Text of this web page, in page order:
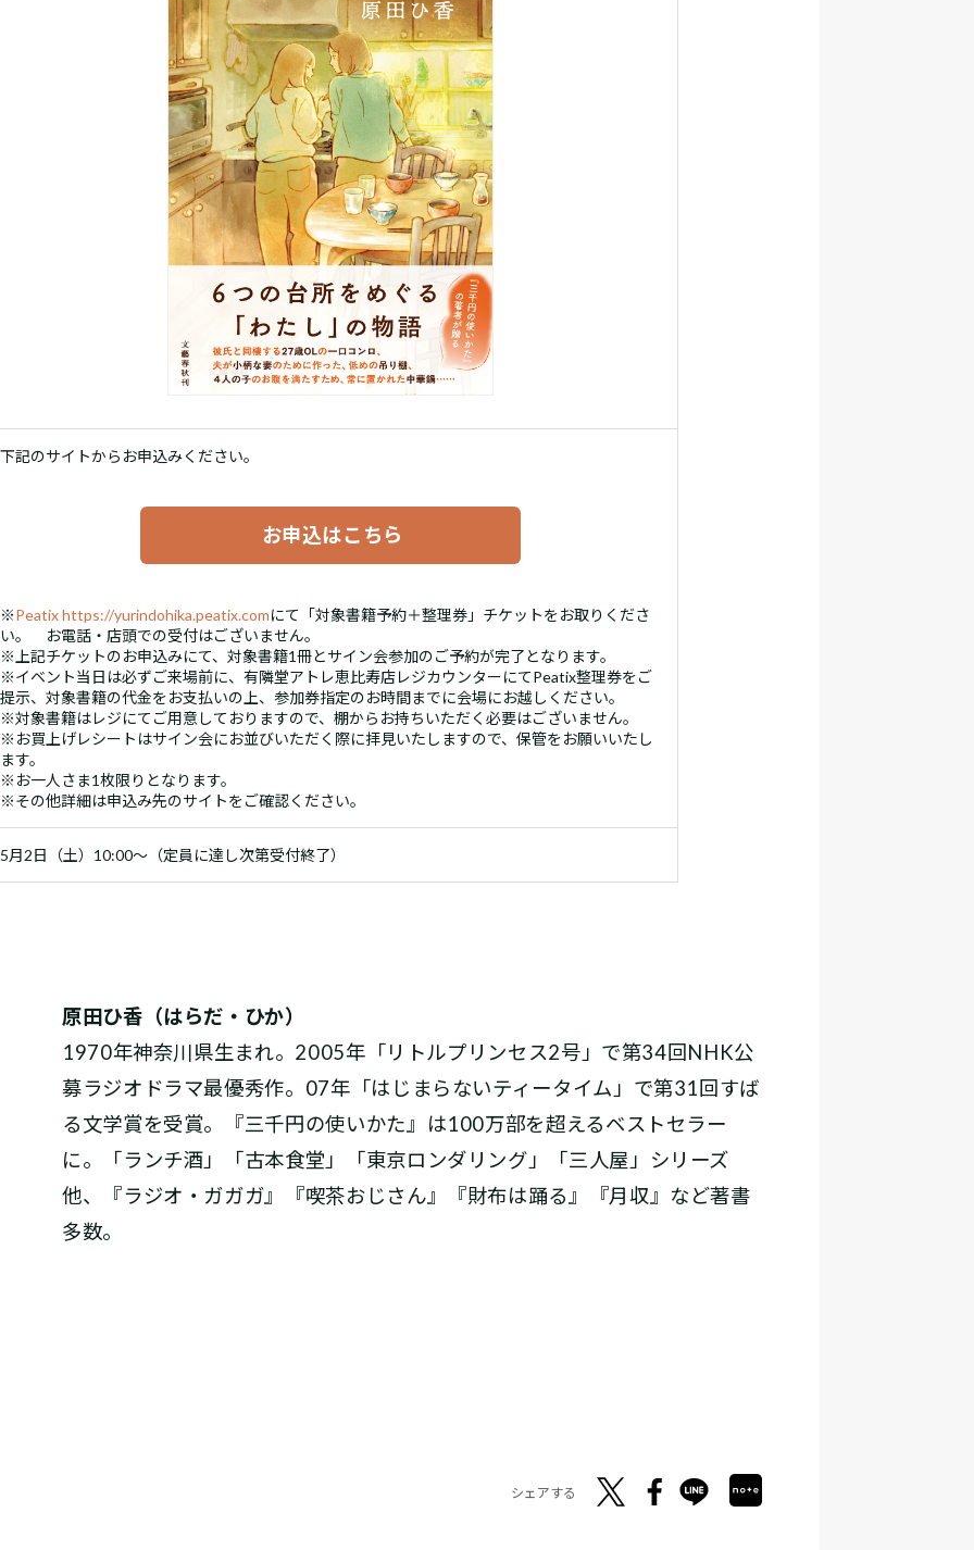
下記のサイトからお申込みください。
お申込はこちら
※Peatix https://yurindohika.peatix.comにて「対象書籍予約＋整理券」チケットをお取りくださ
い。 お電話・店頭での受付はございません。
※上記チケットのお申込みにて、対象書籍1冊とサイン会参加のご予約が完了となります。
※イベント当日は必ずご来場前に、有隣堂アトレ恵比寿店レジカウンターにてPeatix整理券をご
提示、対象書籍の代金をお支払いの上、参加券指定のお時間までに会場にお越しください。
※対象書籍はレジにてご用意しておりますので、棚からお持ちいただく必要はございません。
※お買上げレシートはサイン会にお並びいただく際に拝見いたしますので、保管をお願いいたし
ます。
※お一人さま1枚限りとなります。
※その他詳細は申込み先のサイトをご確認ください。
5月2日（土）10:00～（定員に達し次第受付終了）
原田ひ香（はらだ・ひか）
1970年神奈川県生まれ。2005年「リトルプリンセス2号」で第34回NHK公
募ラジオドラマ最優秀作。07年「はじまらないティータイム」で第31回すば
る文学賞を受賞。『三千円の使いかた』は100万部を超えるベストセラー
に。「ランチ酒」「古本食堂」「東京ロンダリング」「三人屋」シリーズ
他、『ラジオ・ガガガ』『喫茶おじさん』『財布は踊る』『月収』など著書
多数。
シェアする